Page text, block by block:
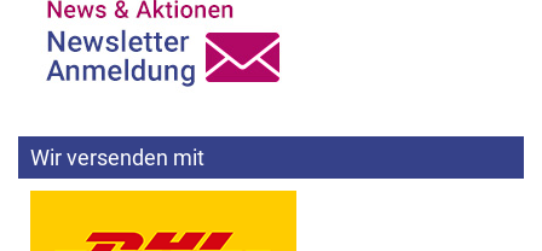
Wir versenden mit